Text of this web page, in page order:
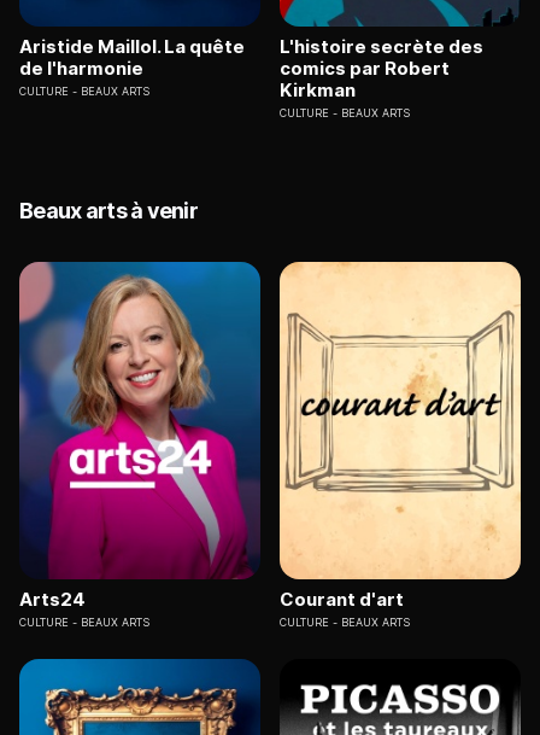
Aristide Maillol. La quête
de l'harmonie
CULTURE BEAUX ARTS
L'histoire secrète des
comics par Robert
Kirkman
CULTURE BEAUX ARTS
Beaux arts à venir
Arts24
CULTURE BEAUX ARTS
Courant d'art
CULTURE BEAUX ARTS